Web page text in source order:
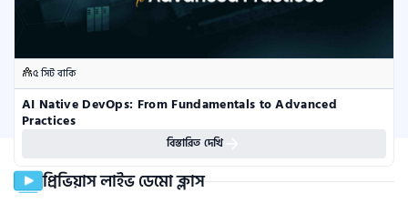
৫ সিট বাকি
AI Native DevOps: From Fundamentals to Advanced
Practices
বিস্তারিত দেখি
প্রিভিয়াস লাইভ ডেমো ক্লাস